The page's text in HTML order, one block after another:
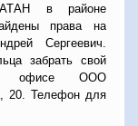
в районе
права на
Сергеевич.
забрать свой
офисе ООО
20. Телефон для